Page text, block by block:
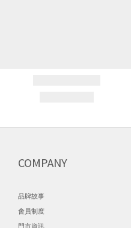
COMPANY
品牌故事
會員制度
門市資訊